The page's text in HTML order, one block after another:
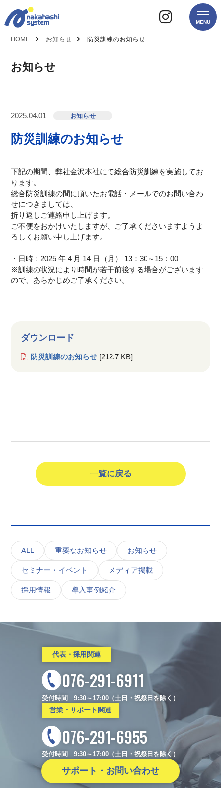
MENU
HOME お知らせ 防災訓練のお知らせ
お知らせ
2025.04.01 お知らせ
防災訓練のお知らせ
下記の期間、弊社金沢本社にて総合防災訓練を実施してお
ります。
総合防災訓練の間に頂いたお電話・メールでのお問い合わ
せにつきましては、
折り返しご連絡申し上げます。
ご不便をおかけいたしますが、ご了承くださいますようよ
ろしくお願い申し上げます。
・日時：2025 年 4 月 14 日（月） 13：30～15：00
※訓練の状況により時間が若干前後する場合がございます
ので、あらかじめご了承ください。
ダウンロード
防災訓練のお知らせ [212.7 KB]
一覧に戻る
ALL 重要なお知らせ お知らせ
セミナー・イベント メディア掲載
採用情報 導入事例紹介
代表・採用関連
076-291-6911
受付時間 9:30～17:00（土日・祝祭日を除く）
営業・サポート関連
076-291-6955
受付時間 9:30～17:00（土日・祝祭日を除く）
サポート・お問い合わせ